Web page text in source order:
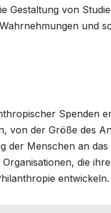
Gestaltung von
und
Spenden
von der Größe des
Menschen an das
die
entwickeln.